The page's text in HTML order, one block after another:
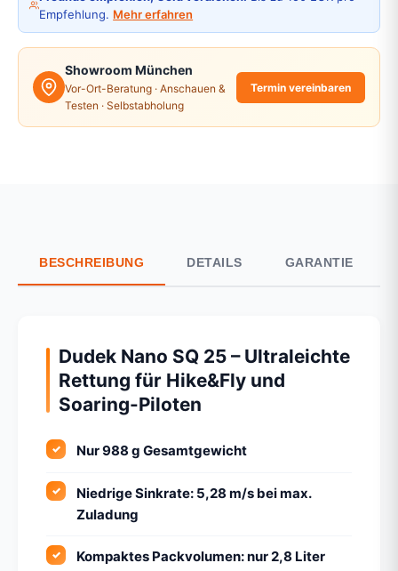
Empfehlung. Mehr erfahren
Showroom München
Vor-Ort-Beratung · Anschauen &
Testen · Selbstabholung
Termin vereinbaren
BESCHREIBUNG DETAILS GARANTIE
Dudek Nano SQ 25 – Ultraleichte
Rettung für Hike&Fly und
Soaring-Piloten
Nur 988 g Gesamtgewicht
Niedrige Sinkrate: 5,28 m/s bei max.
Zuladung
Kompaktes Packvolumen: nur 2,8 Liter